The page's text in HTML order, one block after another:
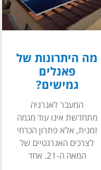
מה היתרונות של
פאנלים
גמישים?
המעבר לאנרגיה
מתחדשת אינו עוד מגמה
זמנית, אלא פתרון הכרחי
לצרכים האנרגטיים של
המאה ה-21. אחד